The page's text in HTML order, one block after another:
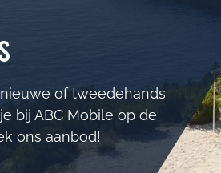
of tweedehands
bij ABC Mobil e op de
ons aanbod!